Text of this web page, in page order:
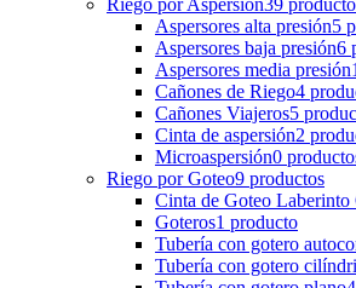
Aspersores alta presión5
Aspersores baja presión6
Aspersores media presión
Cañones de Riego4
Cañones Viajeros5
Cinta de aspersión2
Microaspersión0
Riego por Goteo9 productos
Cinta de Goteo Laberinto
Goteros1 producto
Tubería con gotero
Tubería con gotero